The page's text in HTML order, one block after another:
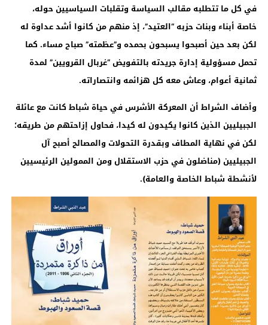
في كل ما تتطلبه مقالب السياسة وتقلبات السياسيين حوله،
خاصة أبناء وبنات حزبه “العتيد”، إذ منهم من كانوا أشد عداوة له
لكن بعد حين أصبحوا يسبحون بحمده و”عظمته” صباح مساء. كما
تحمل مسؤولية إدارة جريدته بالتفويض “غربال القرويين” لمدة
ثمانية أعوام، وعاش معه كل هزائمه وانتصاراته.
وأضاف الشراط أن المعركة الأشرس في حياة شباط كانت مع عائلة
الجبيليين الذين كانوا يكيدون له كيدا، فحاول إزاحتهم من طريقه؛
لكن في نهاية المطاف وبقدرة التحولات والمصالح أصبح آل
الجبيليين (مناضلون في حزب الاستقلال ومن الممولين الرئيسيين
لأنشطة شباط الخاصة والعامة).